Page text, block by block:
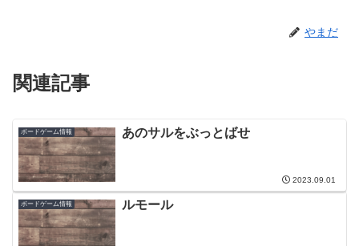
やまだ
関連記事
ボードゲーム情報 あのサルをぶっとばせ
2023.09.01
ボードゲーム情報 ルモール